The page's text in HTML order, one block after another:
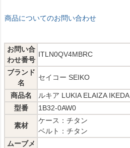
商品についてのお問い合わせ
お問い合
わせ番号
ITLN0QV4MBRC
ブランド
名
セイコー SEIKO
商品名
ルキア LUKIA ELAIZA
型番
1B32-0AW0
素材
ケース：チタン
ベルト：チタン
ムーブメ